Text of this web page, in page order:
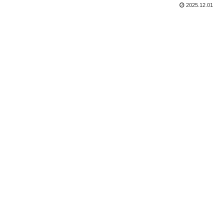
2025.12.01